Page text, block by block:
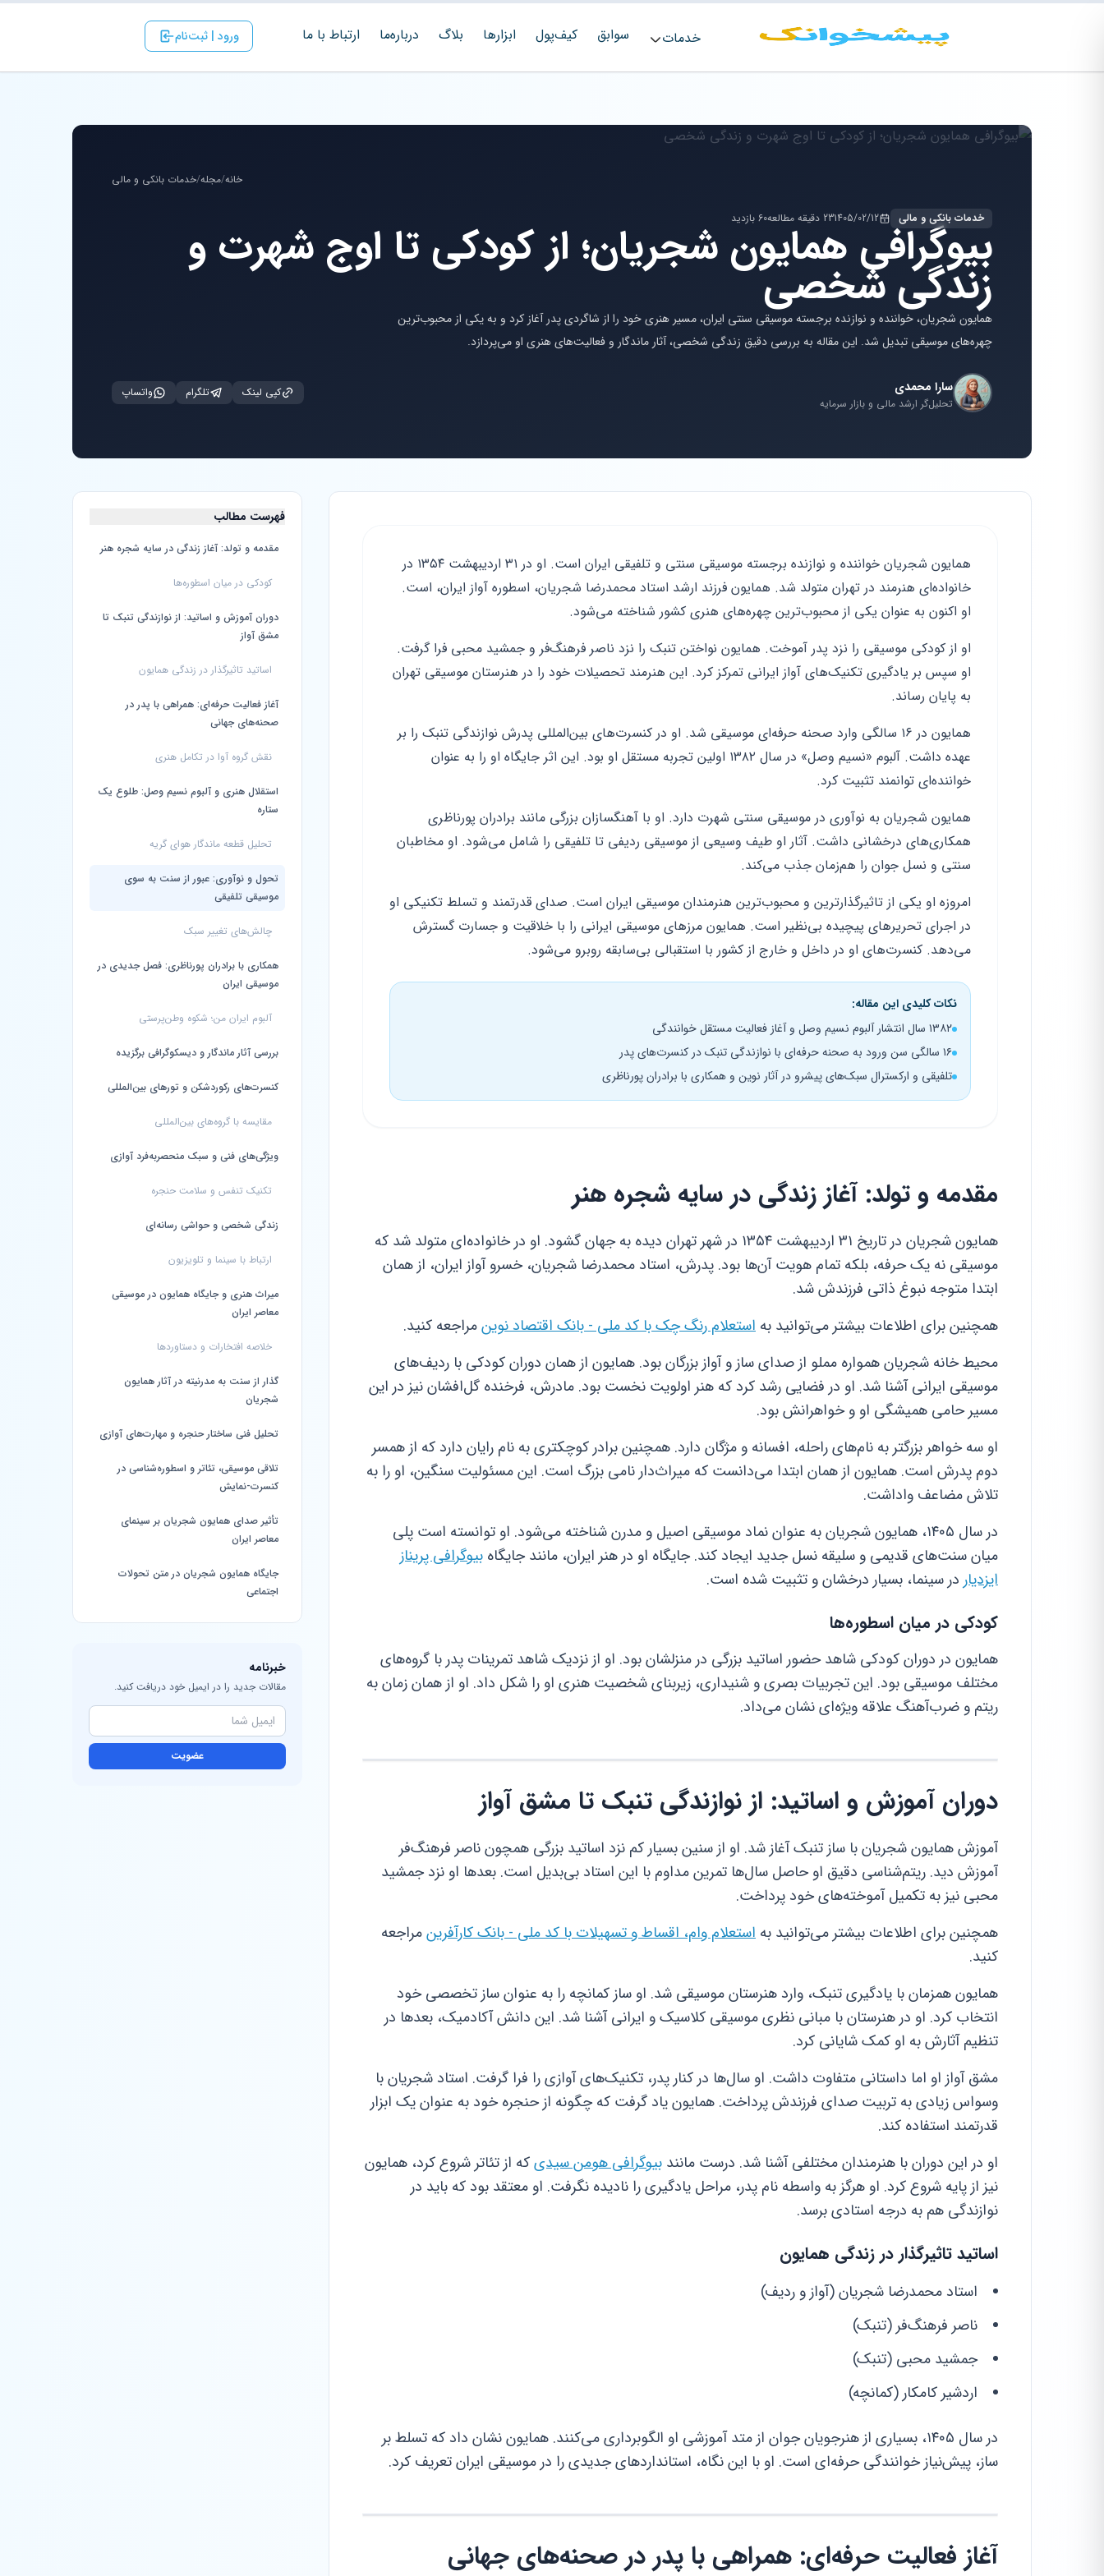
خدمات سوابق کیف‌پول ابزارها بلاگ درباره‌ما ارتباط با ‌ما ورود | ثبت‌نام
خانه/مجله/خدمات بانکی و مالی
خدمات بانکی و مالی 1405/02/1223 دقیقه مطالعه 60 بازدید
بیوگرافی همایون شجریان؛ از کودکی تا اوج شهرت و
زندگی شخصی
همایون شجریان، خواننده و نوازنده برجسته موسیقی سنتی ایران، مسیر هنری خود را از شاگردی پدر آغاز کرد و به یکی از محبوب‌ترین
چهره‌های موسیقی تبدیل شد. این مقاله به بررسی دقیق زندگی شخصی، آثار ماندگار و فعالیت‌های هنری او می‌پردازد.
سارا محمدی
تحلیل‌گر ارشد مالی و بازار سرمایه
کپی لینک تلگرام واتساپ
فهرست مطالب
مقدمه و تولد: آغاز زندگی در سایه شجره هنر
کودکی در میان اسطوره‌ها
دوران آموزش و اساتید: از نوازندگی تنبک تا
مشق آواز
اساتید تاثیرگذار در زندگی همایون
آغاز فعالیت حرفه‌ای: همراهی با پدر در
صحنه‌های جهانی
نقش گروه آوا در تکامل هنری
استقلال هنری و آلبوم نسیم وصل: طلوع یک
ستاره
تحلیل قطعه ماندگار هوای گریه
تحول و نوآوری: عبور از سنت به سوی
موسیقی تلفیقی
چالش‌های تغییر سبک
همکاری با برادران پورناظری: فصل جدیدی در
موسیقی ایران
آلبوم ایران من؛ شکوه وطن‌پرستی
بررسی آثار ماندگار و دیسکوگرافی برگزیده
کنسرت‌های رکوردشکن و تورهای بین‌المللی
مقایسه با گروه‌های بین‌المللی
ویژگی‌های فنی و سبک منحصربه‌فرد آوازی
تکنیک تنفس و سلامت حنجره
زندگی شخصی و حواشی رسانه‌ای
ارتباط با سینما و تلویزیون
میراث هنری و جایگاه همایون در موسیقی
معاصر ایران
خلاصه افتخارات و دستاوردها
گذار از سنت به مدرنیته در آثار همایون
شجریان
تحلیل فنی ساختار حنجره و مهارت‌های آوازی
تلاقی موسیقی، تئاتر و اسطوره‌شناسی در
کنسرت-نمایش
تأثیر صدای همایون شجریان بر سینمای
معاصر ایران
جایگاه همایون شجریان در متن تحولات
اجتماعی
خبرنامه
مقالات جدید را در ایمیل خود دریافت کنید.
عضویت
همایون شجریان خواننده و نوازنده برجسته موسیقی سنتی و تلفیقی ایران است. او در ۳۱ اردیبهشت ۱۳۵۴ در
خانواده‌ای هنرمند در تهران متولد شد. همایون فرزند ارشد استاد محمدرضا شجریان، اسطوره آواز ایران، است.
او اکنون به عنوان یکی از محبوب‌ترین چهره‌های هنری کشور شناخته می‌شود.
او از کودکی موسیقی را نزد پدر آموخت. همایون نواختن تنبک را نزد ناصر فرهنگ‌فر و جمشید محبی فرا گرفت.
او سپس بر یادگیری تکنیک‌های آواز ایرانی تمرکز کرد. این هنرمند تحصیلات خود را در هنرستان موسیقی تهران
به پایان رساند.
همایون در ۱۶ سالگی وارد صحنه حرفه‌ای موسیقی شد. او در کنسرت‌های بین‌المللی پدرش نوازندگی تنبک را بر
عهده داشت. آلبوم «نسیم وصل» در سال ۱۳۸۲ اولین تجربه مستقل او بود. این اثر جایگاه او را به عنوان
خواننده‌ای توانمند تثبیت کرد.
همایون شجریان به نوآوری در موسیقی سنتی شهرت دارد. او با آهنگسازان بزرگی مانند برادران پورناظری
همکاری‌های درخشانی داشت. آثار او طیف وسیعی از موسیقی ردیفی تا تلفیقی را شامل می‌شود. او مخاطبان
سنتی و نسل جوان را هم‌زمان جذب می‌کند.
امروزه او یکی از تاثیرگذارترین و محبوب‌ترین هنرمندان موسیقی ایران است. صدای قدرتمند و تسلط تکنیکی او
در اجرای تحریرهای پیچیده بی‌نظیر است. همایون مرزهای موسیقی ایرانی را با خلاقیت و جسارت گسترش
می‌دهد. کنسرت‌های او در داخل و خارج از کشور با استقبالی بی‌سابقه روبرو می‌شود.
نکات کلیدی این مقاله:
۱۳۸۲ سال انتشار آلبوم نسیم وصل و آغاز فعالیت مستقل خوانندگی
۱۶ سالگی سن ورود به صحنه حرفه‌ای با نوازندگی تنبک در کنسرت‌های پدر
تلفیقی و ارکسترال سبک‌های پیشرو در آثار نوین و همکاری با برادران پورناظری
مقدمه و تولد: آغاز زندگی در سایه شجره هنر
همایون شجریان در تاریخ ۳۱ اردیبهشت ۱۳۵۴ در شهر تهران دیده به جهان گشود. او در خانواده‌ای متولد شد که
موسیقی نه یک حرفه، بلکه تمام هویت آن‌ها بود. پدرش، استاد محمدرضا شجریان، خسرو آواز ایران، از همان
ابتدا متوجه نبوغ ذاتی فرزندش شد.
همچنین برای اطلاعات بیشتر می‌توانید به استعلام رنگ چک با کد ملی - بانک اقتصاد نوینمراجعه کنید.
محیط خانه شجریان همواره مملو از صدای ساز و آواز بزرگان بود. همایون از همان دوران کودکی با ردیف‌های
موسیقی ایرانی آشنا شد. او در فضایی رشد کرد که هنر اولویت نخست بود. مادرش، فرخنده گل‌افشان نیز در این
مسیر حامی همیشگی او و خواهرانش بود.
او سه خواهر بزرگتر به نام‌های راحله، افسانه و مژگان دارد. همچنین برادر کوچکتری به نام رایان دارد که از همسر
دوم پدرش است. همایون از همان ابتدا می‌دانست که میراث‌دار نامی بزرگ است. این مسئولیت سنگین، او را به
تلاش مضاعف واداشت.
در سال ۱۴۰۵، همایون شجریان به عنوان نماد موسیقی اصیل و مدرن شناخته می‌شود. او توانسته است پلی
میان سنت‌های قدیمی و سلیقه نسل جدید ایجاد کند. جایگاه او در هنر ایران، مانند جایگاه بیوگرافی پریناز
ایزدیار در سینما، بسیار درخشان و تثبیت شده است.
کودکی در میان اسطوره‌ها
همایون در دوران کودکی شاهد حضور اساتید بزرگی در منزلشان بود. او از نزدیک شاهد تمرینات پدر با گروه‌های
مختلف موسیقی بود. این تجربیات بصری و شنیداری، زیربنای شخصیت هنری او را شکل داد. او از همان زمان به
ریتم و ضرب‌آهنگ علاقه ویژه‌ای نشان می‌داد.
دوران آموزش و اساتید: از نوازندگی تنبک تا مشق آواز
آموزش همایون شجریان با ساز تنبک آغاز شد. او از سنین بسیار کم نزد اساتید بزرگی همچون ناصر فرهنگ‌فر
آموزش دید. ریتم‌شناسی دقیق او حاصل سال‌ها تمرین مداوم با این استاد بی‌بدیل است. بعدها او نزد جمشید
محبی نیز به تکمیل آموخته‌های خود پرداخت.
همچنین برای اطلاعات بیشتر می‌توانید به استعلام وام، اقساط و تسهیلات با کد ملی - بانک کارآفرینمراجعه
کنید.
همایون همزمان با یادگیری تنبک، وارد هنرستان موسیقی شد. او ساز کمانچه را به عنوان ساز تخصصی خود
انتخاب کرد. او در هنرستان با مبانی نظری موسیقی کلاسیک و ایرانی آشنا شد. این دانش آکادمیک، بعدها در
تنظیم آثارش به او کمک شایانی کرد.
مشق آواز او اما داستانی متفاوت داشت. او سال‌ها در کنار پدر، تکنیک‌های آوازی را فرا گرفت. استاد شجریان با
وسواس زیادی به تربیت صدای فرزندش پرداخت. همایون یاد گرفت که چگونه از حنجره خود به عنوان یک ابزار
قدرتمند استفاده کند.
او در این دوران با هنرمندان مختلفی آشنا شد. درست مانند بیوگرافی هومن سیدیکه از تئاتر شروع کرد، همایون
نیز از پایه شروع کرد. او هرگز به واسطه نام پدر، مراحل یادگیری را نادیده نگرفت. او معتقد بود که باید در
نوازندگی هم به درجه استادی برسد.
اساتید تاثیرگذار در زندگی همایون
استاد محمدرضا شجریان (آواز و ردیف)
ناصر فرهنگ‌فر (تنبک)
جمشید محبی (تنبک)
اردشیر کامکار (کمانچه)
در سال ۱۴۰۵، بسیاری از هنرجویان جوان از متد آموزشی او الگوبرداری می‌کنند. همایون نشان داد که تسلط بر
ساز، پیش‌نیاز خوانندگی حرفه‌ای است. او با این نگاه، استانداردهای جدیدی را در موسیقی ایران تعریف کرد.
آغاز فعالیت حرفه‌ای: همراهی با پدر در صحنه‌های جهانی